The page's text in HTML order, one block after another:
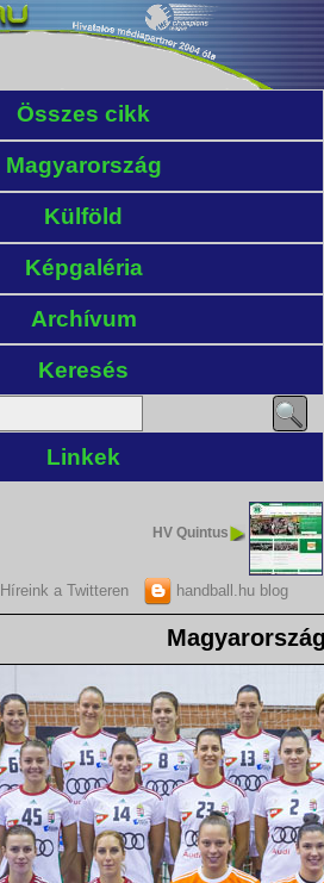
Összes cikk
Magyarország
Külföld
Képgaléria
Archívum
Keresés
Linkek
HV Quintus
Híreink a Twitteren handball.hu blog